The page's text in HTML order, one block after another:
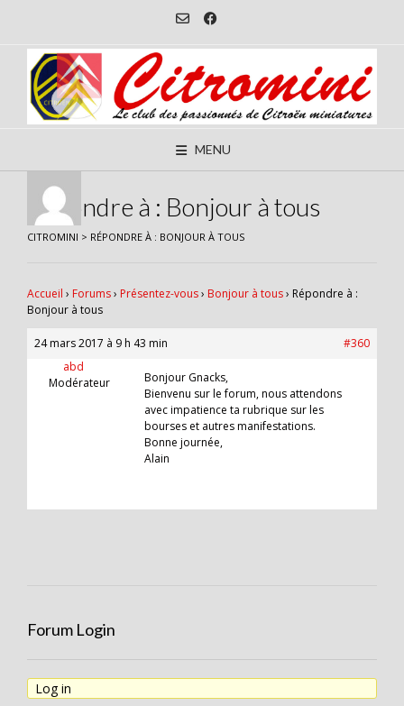
content
MENU
Répondre à : Bonjour à tous
CITROMINI > RÉPONDRE À : BONJOUR À TOUS
Accueil › Forums› Présentez-vous› Bonjour à tous› Répondre à :
Bonjour à tous
24 mars 2017 à 9 h 43 min
#360
abd
Modérateur
Bonjour Gnacks,
Bienvenu sur le forum, nous attendons
avec impatience ta rubrique sur les
bourses et autres manifestations.
Bonne journée,
Alain
Forum Login
Log in